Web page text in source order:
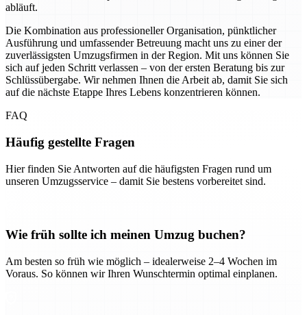
abläuft.
Die Kombination aus professioneller Organisation, pünktlicher
Ausführung und umfassender Betreuung macht uns zu einer der
zuverlässigsten Umzugsfirmen in der Region. Mit uns können Sie
sich auf jeden Schritt verlassen – von der ersten Beratung bis zur
Schlüssübergabe. Wir nehmen Ihnen die Arbeit ab, damit Sie sich
auf die nächste Etappe Ihres Lebens konzentrieren können.
FAQ
Häufig gestellte Fragen
Hier finden Sie Antworten auf die häufigsten Fragen rund um
unseren Umzugsservice – damit Sie bestens vorbereitet sind.
Wie früh sollte ich meinen Umzug buchen?
Am besten so früh wie möglich – idealerweise 2–4 Wochen im
Voraus. So können wir Ihren Wunschtermin optimal einplanen.